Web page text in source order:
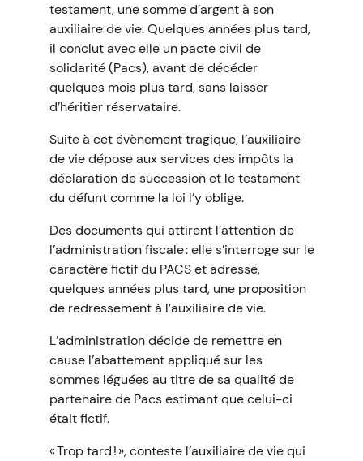
testament, une somme d’argent à son
auxiliaire de vie. Quelques années plus tard,
il conclut avec elle un pacte civil de
solidarité (Pacs), avant de décéder
quelques mois plus tard, sans laisser
d’héritier réservataire.
Suite à cet évènement tragique, l’auxiliaire
de vie dépose aux services des impôts la
déclaration de succession et le testament
du défunt comme la loi l’y oblige.
Des documents qui attirent l’attention de
l’administration fiscale : elle s’interroge sur le
caractère fictif du PACS et adresse,
quelques années plus tard, une proposition
de redressement à l’auxiliaire de vie.
L’administration décide de remettre en
cause l’abattement appliqué sur les
sommes léguées au titre de sa qualité de
partenaire de Pacs estimant que celui-ci
était fictif.
« Trop tard ! », conteste l’auxiliaire de vie qui